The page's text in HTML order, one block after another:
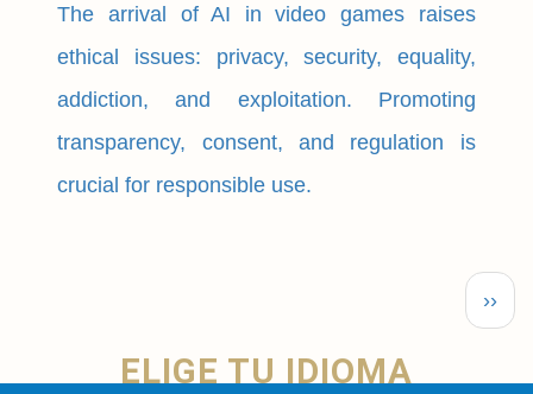
The arrival of AI in video games raises
ethical issues: privacy, security, equality,
addiction, and exploitation. Promoting
transparency, consent, and regulation is
crucial for responsible use.
Next
››
ELIGE TU IDIOMA